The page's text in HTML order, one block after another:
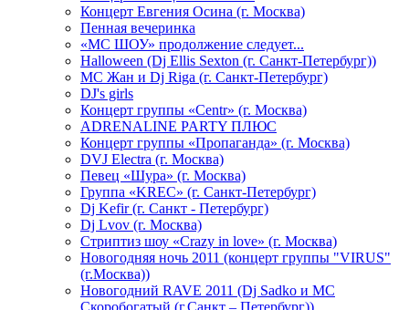
Концерт Евгения Осина (г. Москва)
Пенная вечеринка
«МС ШОУ» продолжение следует...
Halloween (Dj Ellis Sexton (г. Санкт-Петербург))
МС Жан и Dj Riga (г. Санкт-Петербург)
DJ's girls
Концерт группы «Centr» (г. Москва)
ADRENALINE PARTY ПЛЮС
Концерт группы «Пропаганда» (г. Москва)
DVJ Electra (г. Москва)
Певец «Шура» (г. Москва)
Группа «KREC» (г. Санкт-Петербург)
Dj Kefir (г. Санкт - Петербург)
Dj Lvov (г. Москва)
Стриптиз шоу «Crazy in love» (г. Москва)
Новогодняя ночь 2011 (концерт группы "VIRUS"
(г.Москва))
Новогодний RAVE 2011 (Dj Sadko и MC
Скоробогатый (г.Санкт – Петербург))